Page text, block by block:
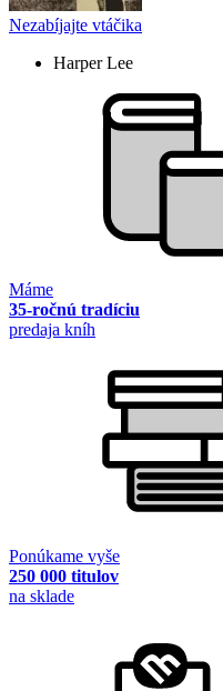
Nezabíjajte vtáčika
Harper Lee
Máme
35-ročnú tradíciu
predaja kníh
Ponúkame vyše
250 000 titulov
na sklade